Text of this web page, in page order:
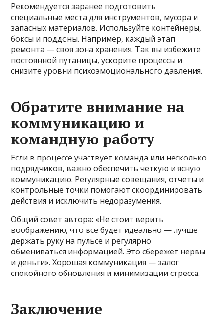
Рекомендуется заранее подготовить
специальные места для инструментов, мусора и
запасных материалов. Используйте контейнеры,
боксы и поддоны. Например, каждый этап
ремонта — своя зона хранения. Так вы избежите
постоянной путаницы, ускорите процессы и
снизите уровни психоэмоционального давления.
Обратите внимание на
коммуникацию и
командную работу
Если в процессе участвует команда или несколько
подрядчиков, важно обеспечить четкую и ясную
коммуникацию. Регулярные совещания, отчеты и
контрольные точки помогают скоординировать
действия и исключить недоразумения.
Общий совет автора: «Не стоит верить
воображению, что все будет идеально — лучше
держать руку на пульсе и регулярно
обмениваться информацией. Это сбережет нервы
и деньги». Хорошая коммуникация — залог
спокойного обновления и минимизации стресса.
Заключение